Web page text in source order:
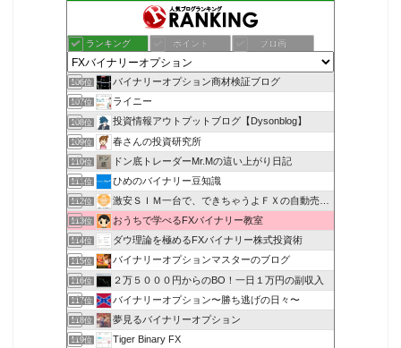
ランキング ポイント ブロ画
106位 バイナリーオプション商材検証ブログ
107位 ライニー
108位 投資情報アウトプットブログ【Dysonblog】
109位 春さんの投資研究所
110位 ドン底トレーダーMr.Mの這い上がり日記
111位 ひめのバイナリー豆知識
112位 激安ＳＩＭ一台で、できちゃうよＦＸの自動売買ＥＡ
113位 おうちで学べるFXバイナリー教室
114位 ダウ理論を極めるFXバイナリー株式投資術
115位 バイナリーオプションマスターのブログ
116位 ２万５０００円からのBO！一日１万円の副収入
117位 バイナリーオプション〜勝ち逃げの日々〜
118位 夢見るバイナリーオプション
119位 Tiger Binary FX